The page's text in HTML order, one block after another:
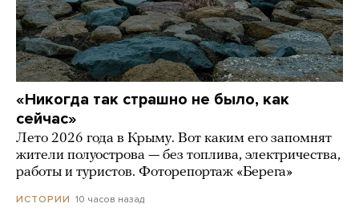
«Никогда так страшно не было, как
сейчас»
Лето 2026 года в Крыму. Вот каким его запомнят
жители полуострова — без топлива, электричества,
работы и туристов. Фоторепортаж «Берега»
ИСТОРИИ 10 часов назад